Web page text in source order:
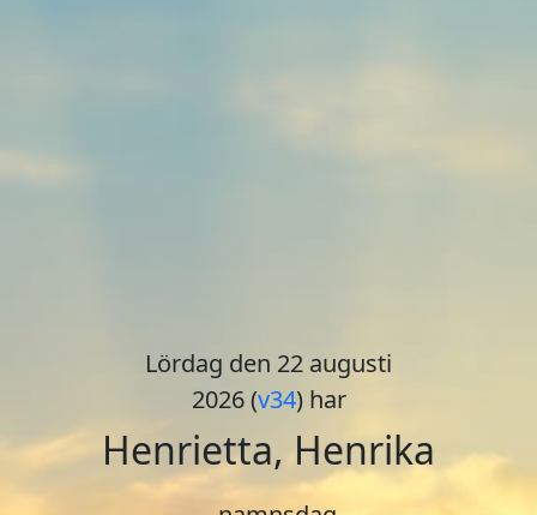
Lördag den 22 augusti
2026 (v34) har
Henrietta, Henrika